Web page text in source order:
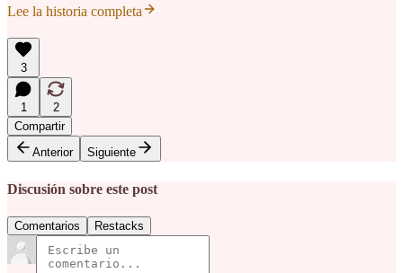
Lee la historia completa
3
1
2
Compartir
Anterior
Siguiente
Discusión sobre este post
Comentarios Restacks